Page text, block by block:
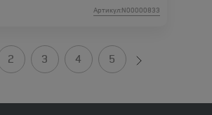
Артикул:N00000833
2 3 4 5